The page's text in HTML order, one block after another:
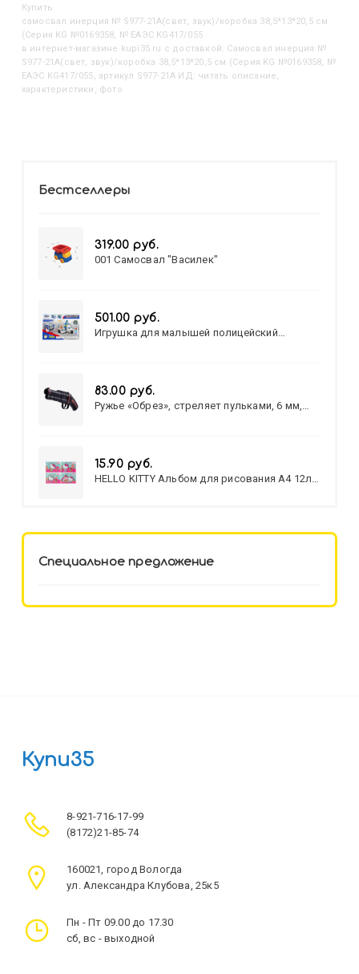
Купить
Самосвал инерция № S977-21A(свет, звук)/коробка 38,5*13*20,5 см
(Серия KG №0169358, № ЕАЭС KG417/055
в интернет-магазине kupi35.ru с доставкой. Самосвал инерция №
S977-21A(свет, звук)/коробка 38,5*13*20,5 см (Серия KG №0169358, №
ЕАЭС KG417/055, артикул S977-21A ИД: читать описание,
характеристики, фото
Бестселлеры
319.00 руб.
001 Самосвал "Василек"
501.00 руб.
Игрушка для малышей полицейский
83.00 руб.
Ружье «Обрез», стреляет пульками, 6 мм,
15.90 руб.
HELLO KITTY Альбом для рисования А4 12л.
Специальное предложение
Купи35
8-921-716-17-99
(8172)21-85-74
160021, город Вологда
ул. Александра Клубова, 25к5
Пн - Пт 09.00 до 17.30
сб, вс - выходной